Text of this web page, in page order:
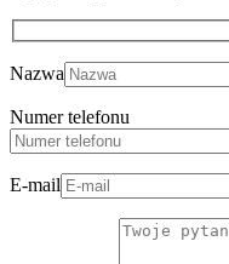
Nazwa
Numer telefonu
E-mail